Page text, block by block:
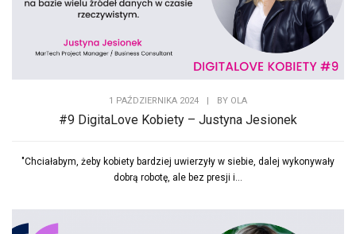
1 PAŹDZIERNIKA 2024 BY OLA
#9 DigitaLove Kobiety – Justyna Jesionek
"Chciałabym, żeby kobiety bardziej uwierzyły w siebie, dalej wykonywały
dobrą robotę, ale bez presji i...